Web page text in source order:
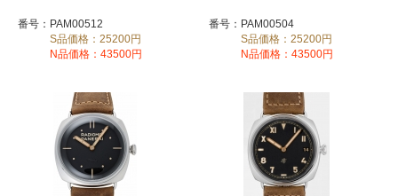
番号：PAM00512
S品価格：25200円
N品価格：43500円
番号：PAM00504
S品価格：25200円
N品価格：43500円